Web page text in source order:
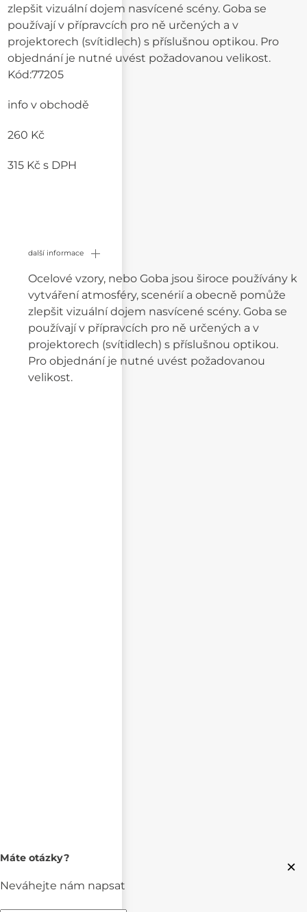
zlepšit vizuální dojem nasvícené scény. Goba se
používají v přípravcích pro ně určených a v
projektorech (svítidlech) s příslušnou optikou. Pro
objednání je nutné uvést požadovanou velikost.
Kód:77205
info v obchodě
260 Kč
315 Kčs DPH
další informace
Ocelové vzory, nebo Goba jsou široce používány k
vytváření atmosféry, scenérií a obecně pomůže
zlepšit vizuální dojem nasvícené scény. Goba se
používají v přípravcích pro ně určených a v
projektorech (svítidlech) s příslušnou optikou.
Pro objednání je nutné uvést požadovanou
velikost.
×
Máte otázky?
Neváhejte nám napsat